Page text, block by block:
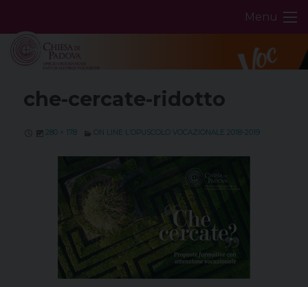
content
Menu
che-cercate-ridotto
280 × 178 ON LINE L’OPUSCOLO VOCAZIONALE 2018-2019